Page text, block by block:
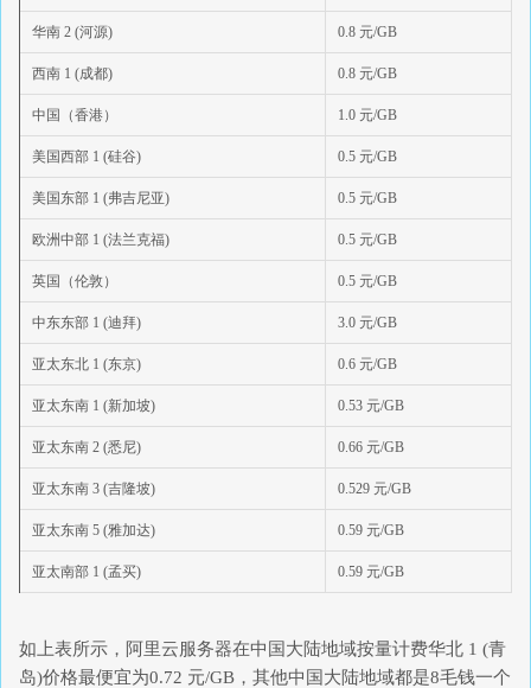
华南 2 (河源) 0.8 元/GB
西南 1 (成都) 0.8 元/GB
中国（香港） 1.0 元/GB
美国西部 1 (硅谷) 0.5 元/GB
美国东部 1 (弗吉尼亚) 0.5 元/GB
欧洲中部 1 (法兰克福) 0.5 元/GB
英国（伦敦） 0.5 元/GB
中东东部 1 (迪拜) 3.0 元/GB
亚太东北 1 (东京) 0.6 元/GB
亚太东南 1 (新加坡) 0.53 元/GB
亚太东南 2 (悉尼) 0.66 元/GB
亚太东南 3 (吉隆坡) 0.529 元/GB
亚太东南 5 (雅加达) 0.59 元/GB
亚太南部 1 (孟买) 0.59 元/GB
如上表所示，阿里云服务器在中国大陆地域按量计费华北 1 (青
岛)价格最便宜为0.72 元/GB，其他中国大陆地域都是8毛钱一个